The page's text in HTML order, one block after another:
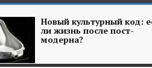
Новый культурный код:
ли жизнь после пост-
модерна?